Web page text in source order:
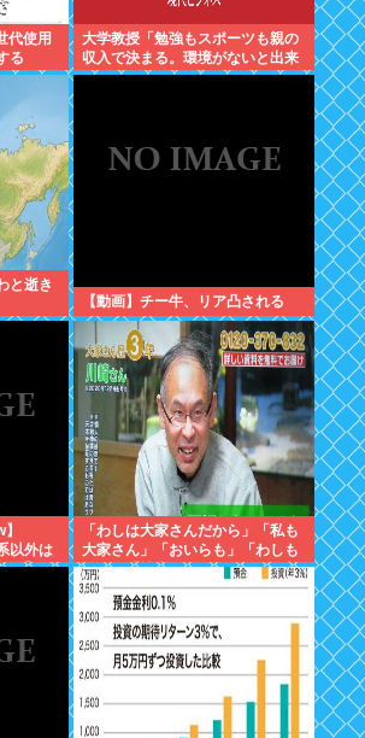
代使用
る
大学教授「勉強もスポーツも親の
収入で決まる。環境がないと出来
るわけがない」
と逝き
【動画】チー牛、リア凸される
以外は
チ】」
「わしは大家さんだから」「私も
大家さん」「おいらも」「わしも
じゃ」「拙者も」こんなCMに騙
された日本人